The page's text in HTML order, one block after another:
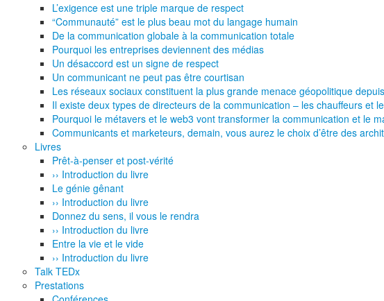
L’exigence est une triple marque de respect
“Communauté” est le plus beau mot du langage humain
De la communication globale à la communication totale
Pourquoi les entreprises deviennent des médias
Un désaccord est un signe de respect
Un communicant ne peut pas être courtisan
Les réseaux sociaux constituent la plus grande menace géopolitique
Il existe deux types de directeurs de la communication – les chauffeurs et
Pourquoi le métavers et le web3 vont transformer la communication et le
Communicants et marketeurs, demain, vous aurez le choix d’être des
Livres
Prêt-à-penser et post-vérité
›› Introduction du livre
Le génie gênant
›› Introduction du livre
Donnez du sens, il vous le rendra
›› Introduction du livre
Entre la vie et le vide
›› Introduction du livre
Talk TEDx
Prestations